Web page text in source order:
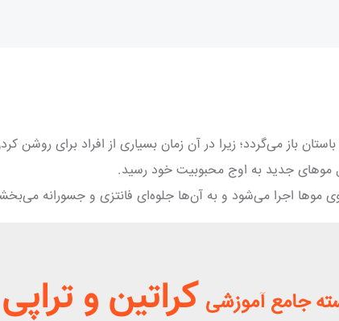
باز می‌گردد؛ زیرا در آن زمان بسیاری از افراد برای روشن
موهای جدید به اوج محبوبیت خود رسید.
موها اجرا می‌شود و به آن‌ها جلوه‌ای فانتزی و جسورانه
جامع آموزشی کراتین و